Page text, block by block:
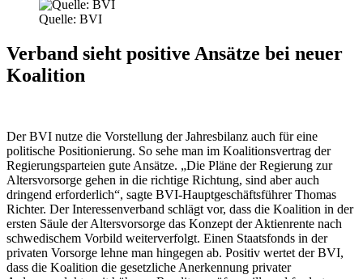
Quelle: BVI
Verband sieht positive Ansätze bei neuer
Koalition
Der BVI nutze die Vorstellung der Jahresbilanz auch für eine
politische Positionierung. So sehe man im Koalitionsvertrag der
Regierungsparteien gute Ansätze. „Die Pläne der Regierung zur
Altersvorsorge gehen in die richtige Richtung, sind aber auch
dringend erforderlich“, sagte BVI-Hauptgeschäftsführer Thomas
Richter. Der Interessenverband schlägt vor, dass die Koalition in der
ersten Säule der Altersvorsorge das Konzept der Aktienrente nach
schwedischem Vorbild weiterverfolgt. Einen Staatsfonds in der
privaten Vorsorge lehne man hingegen ab. Positiv wertet der BVI,
dass die Koalition die gesetzliche Anerkennung privater